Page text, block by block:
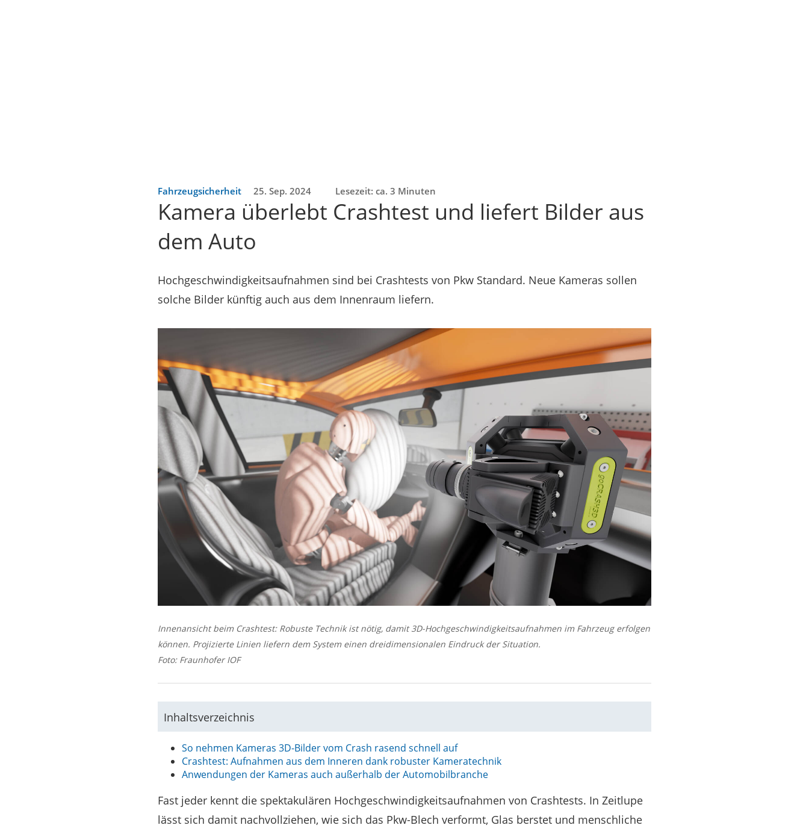
Fahrzeugsicherheit 25. Sep. 2024 Lesezeit: ca. 3 Minuten
Kamera überlebt Crashtest und liefert Bilder aus
dem Auto
Hochgeschwindigkeitsaufnahmen sind bei Crashtests von Pkw Standard. Neue Kameras sollen
solche Bilder künftig auch aus dem Innenraum liefern.
Innenansicht beim Crashtest: Robuste Technik ist nötig, damit 3D-Hochgeschwindigkeitsaufnahmen im Fahrzeug erfolgen
können. Projizierte Linien liefern dem System einen dreidimensionalen Eindruck der Situation.
Foto: Fraunhofer IOF
Inhaltsverzeichnis
So nehmen Kameras 3D-Bilder vom Crash rasend schnell auf
Crashtest: Aufnahmen aus dem Inneren dank robuster Kameratechnik
Anwendungen der Kameras auch außerhalb der Automobilbranche
Fast jeder kennt die spektakulären Hochgeschwindigkeitsaufnahmen von Crashtests. In Zeitlupe
lässt sich damit nachvollziehen, wie sich das Pkw-Blech verformt, Glas berstet und menschliche